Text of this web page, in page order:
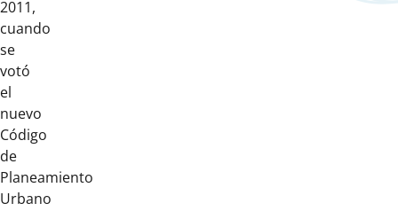
2011,
cuando
se
votó
el
nuevo
Código
de
Planeamiento
Urbano